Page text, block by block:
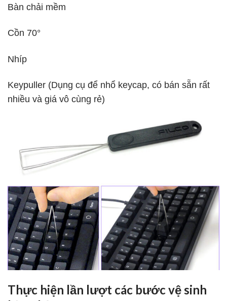
Bàn chải mềm
Cồn 70°
Nhíp
Keypuller (Dụng cụ để nhổ keycap, có bán sẵn rất
nhiều và giá vô cùng rẻ)
Thực hiện lần lượt các bước vệ sinh